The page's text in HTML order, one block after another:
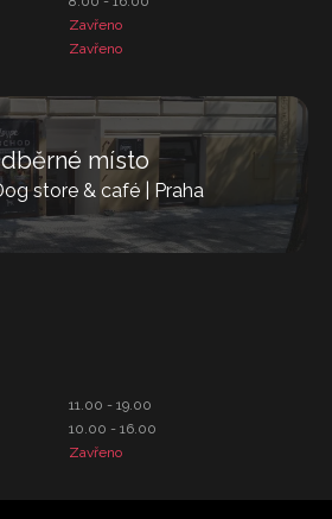
Zavřeno
Zavřeno
místo
store & café | Praha
11.00 - 19.00
10.00 - 16.00
Zavřeno